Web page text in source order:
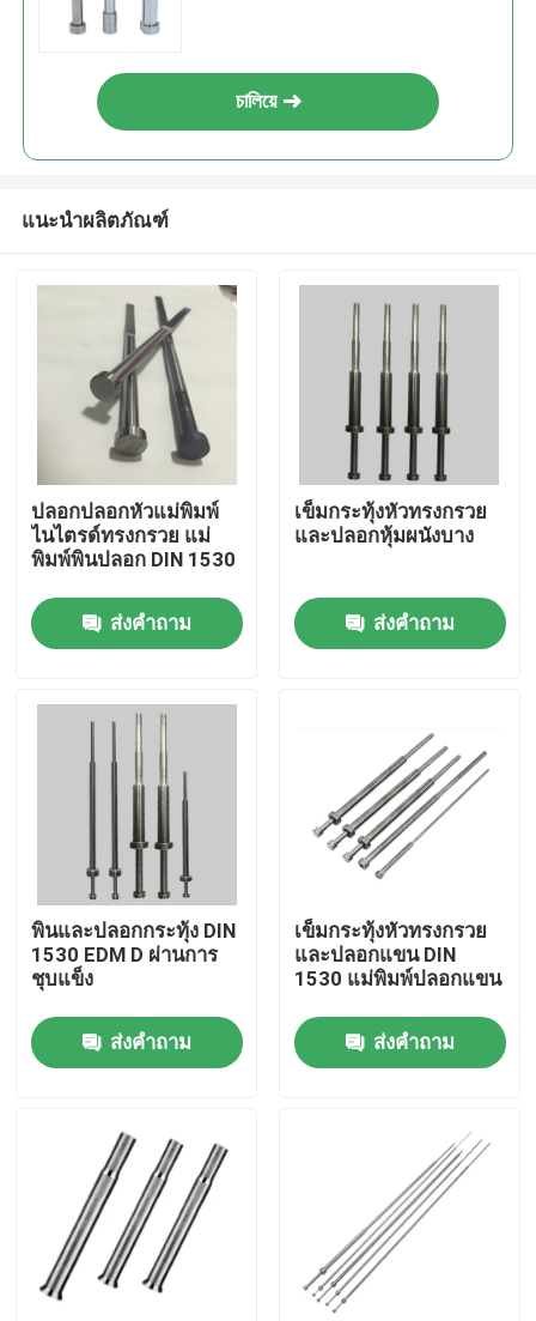
เกี่ยวกับเรา
รายชื่อผู้ติดต่อ
ชิ้นส่วนแม่พิมพ์ที่มีความแม่นยำ
Die Punch Pins
ค้นหาบล็อก
ไกด์พินและบูช
চালিয়ে
แนะนำผลิตภัณฑ์
ปลอกปลอกหัวแม่พิมพ์
ไนไตรด์ทรงกรวย แม่
พิมพ์พินปลอก DIN 1530
ส่งคำถาม
เข็มกระทุ้งหัวทรงกรวย
และปลอกหุ้มผนังบาง
ส่งคำถาม
พินและปลอกกระทุ้ง DIN
1530 EDM D ผ่านการ
ชุบแข็ง
ส่งคำถาม
เข็มกระทุ้งหัวทรงกรวย
และปลอกแขน DIN
1530 แม่พิมพ์ปลอกแขน
ส่งคำถาม